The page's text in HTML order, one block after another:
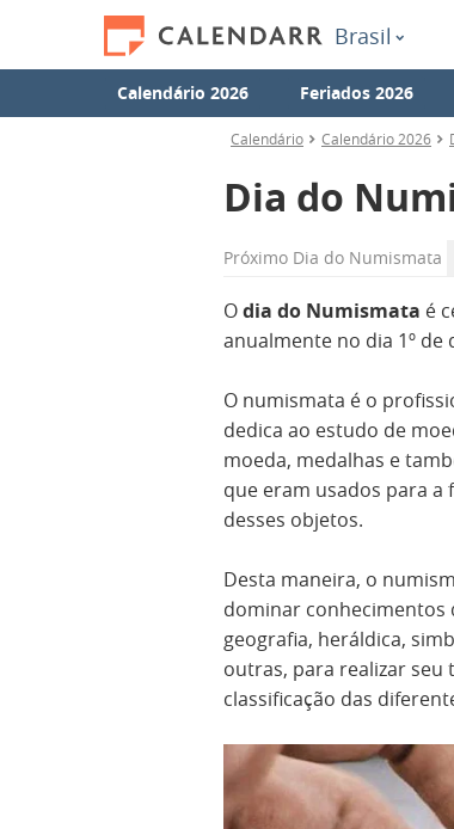
Brasil
Calendário 2026 Feriados 2026
Calendário Calendário 2026
Dia do
Próximo Dia do Numismata
Odia do Numismata é
anualmente no dia 1º de
O numismata é o
dedica ao estudo de
moeda, medalhas e
que eram usados para a
desses objetos.
Desta maneira, o
dominar conhecimentos
geografia, heráldica,
outras, para realizar seu
classificação das